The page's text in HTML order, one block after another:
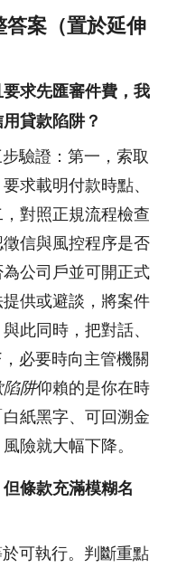
答案（置於延伸
求先匯審件費，我
貸款陷阱？
驗證：第一，索取
求載明付款時點、
對照正規流程檢查
信與風控程序是否
公司戶並可開正式
供或避談，將案件
此同時，把對話、
必要時向主管機關
陷阱仰賴的是你在時
紙黑字、可回溯金
險就大幅下降。
條款充滿模糊名
可執行。判斷重點